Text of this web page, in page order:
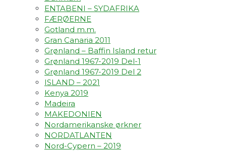
ENTABENI – SYDAFRIKA
FÆRØERNE
Gotland m.m.
Gran Canaria 2011
Grønland – Baffin Island retur
Grønland 1967-2019 Del-1
Grønland 1967-2019 Del 2
ISLAND – 2021
Kenya 2019
Madeira
MAKEDONIEN
Nordamerikanske ørkner
NORDATLANTEN
Nord-Cypern – 2019